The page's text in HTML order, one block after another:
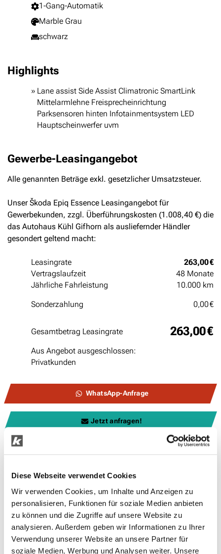
Diese Webseite verwendet Cookies
Wir verwenden Cookies, um Inhalte und Anzeigen zu
personalisieren, Funktionen für soziale Medien anbieten
zu können und die Zugriffe auf unsere Website zu
analysieren. Außerdem geben wir Informationen zu Ihrer
Verwendung unserer Website an unsere Partner für
soziale Medien, Werbung und Analysen weiter. Unsere
1-Gang-Automatik
Marble Grau
schwarz
Highlights
Lane assist Side Assist Climatronic SmartLink
Mittelarmlehne Freisprecheinrichtung
Parksensoren hinten Infotainmentsystem LED
Hauptscheinwerfer uvm
Gewerbe-Leasingangebot
Alle genannten Beträge exkl. gesetzlicher Umsatzsteuer.
Unser Škoda Epiq Essence Leasingangebot für
Gewerbekunden, zzgl. Überführungskosten (1.008,40 €) die
das Autohaus Kühl Gifhorn als ausliefernder Händler
gesondert geltend macht:
Leasingrate
263,00 €
Vertragslaufzeit
48 Monate
Jährliche Fahrleistung
10.000 km
Sonderzahlung 0,00 €
Gesamtbetrag Leasingrate 263,00 €
Aus Angebot ausgeschlossen:
Privatkunden
WhatsApp-Anfrage
Jetzt anfragen!
erhältlich.